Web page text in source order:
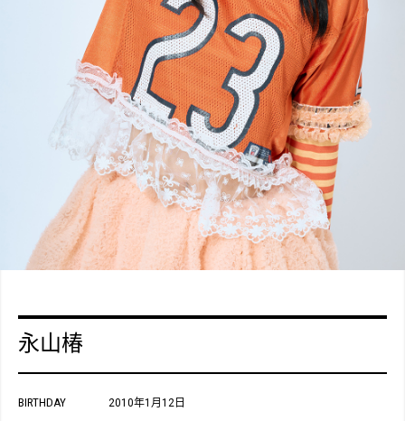
永山椿
BIRTHDAY 2010年1月12日